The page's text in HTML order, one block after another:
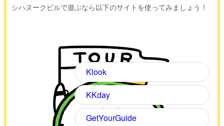
シハヌークビルで遊ぶなら以下のサイトを使ってみましょう！
Klook
KKday
GetYourGuide